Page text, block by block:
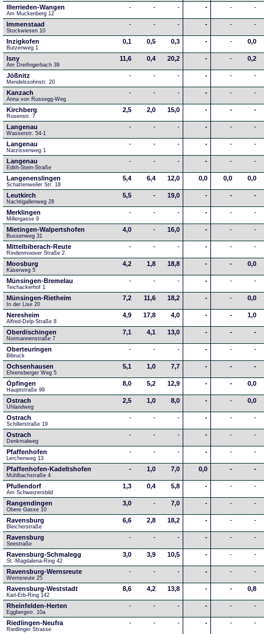
Illerrieden-Wangen
Am Muckenberg 12
- - - - - -
Immenstaad
Stockwiesen 10
- - - - - -
Inzigkofen
Butzenweg 1
0,1 0,5 0,3 - - 0,0
Isny
Am Dreifingerbach 39
11,6 0,4 20,2 - - 0,2
Jößnitz
Mendelssohnstr. 20
- - - - - -
Kanzach
Anna von Russegg-Weg
- - - - - -
Kirchberg
Rosenstr. 7
2,5 2,0 15,0 - - -
Langenau
Wasserstr. 54-1
- - - - - -
Langenau
Narzissenweg 1
- - - - - -
Langenau
Edith-Stein-Straße
- - - - - -
Langenenslingen
Schattenweiler Str. 18
5,4 6,4 12,0 0,0 0,0 0,0
Leutkirch
Nachtigallenweg 28
5,5 - 19,0 - - -
Merklingen
Millergasse 9
- - - - - -
Mietingen-Walpertshofen
Bussenweg 31
4,0 - 16,0 - - -
Mittelbiberach-Reute
Rindenmooser Straße 2
- - - - - -
Moosburg
Käserweg 5
4,2 1,8 18,8 - - 0,0
Münsingen-Bremelau
Teichackerhof 1
- - - - - -
Münsingen-Rietheim
In der Lise 20
7,2 11,6 18,2 - - 0,0
Neresheim
Alfred-Delp-Straße 8
4,9 17,8 4,0 - - 1,0
Oberdischingen
Normannenstraße 7
7,1 4,1 13,0 - - -
Oberteuringen
Bibruck
- - - - - -
Ochsenhausen
Ehrensberger Weg 5
5,1 1,0 7,7 - - -
Öpfingen
Hauptstraße 99
8,0 5,2 12,9 - - 0,0
Ostrach
Uhlandweg
2,5 1,0 8,0 - - 0,0
Ostrach
Schillerstraße 19
- - - - - -
Ostrach
Denkmalweg
- - - - - -
Pfaffenhofen
Lerchenweg 13
- - - - - -
Pfaffenhofen-Kadeltshofen
Mühlbachstraße 4
- 1,0 7,0 0,0 - -
Pfullendorf
Am Schweizersbild
1,3 0,4 5,8 - - -
Rangendingen
Obere Gasse 10
3,0 - 7,0 - - -
Ravensburg
Bleicherstraße
6,6 2,8 18,2 - - -
Ravensburg
Seestraße
- - - - - -
Ravensburg-Schmalegg
St.-Magdalena-Ring 42
3,0 3,9 10,5 - - -
Ravensburg-Wernsreute
Wernsreute 25
- - - - - -
Ravensburg-Weststadt
Karl-Erb-Ring 142
8,6 4,2 13,8 - - 0,8
Rheinfelden-Herten
Eggbergstr. 10a
- - - - - -
Riedlingen-Neufra
Riedlinger Strasse
- - - - - -